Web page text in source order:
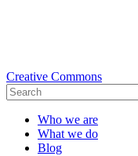
Creative Commons
Who we are
What we do
Blog